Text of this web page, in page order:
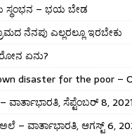
ಸ್ಥಂಭನ – ಭಯ ಬೇಡ
ನೆನಪು ಎಲ್ಲರಲ್ಲೂ ಇರಬೇಕು
ಏನು?
disaster for the poor –
ವಾರ್ತಾಭಾರತಿ, ಸೆಪ್ಟೆಂಬರ್ 8, 2021
– ವಾರ್ತಾಭಾರತಿ, ಆಗಸ್ಟ್ 6,